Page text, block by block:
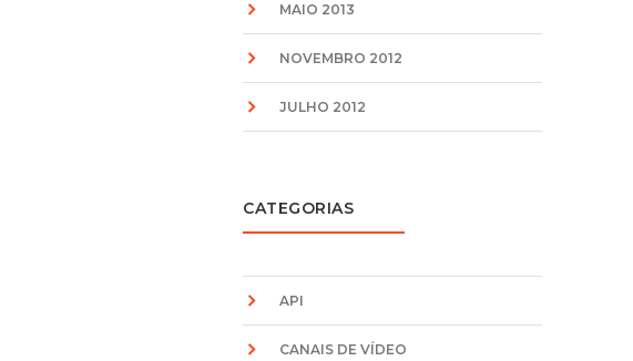
MAIO 2013
NOVEMBRO 2012
JULHO 2012
CATEGORIAS
API
CANAIS DE VÍDEO